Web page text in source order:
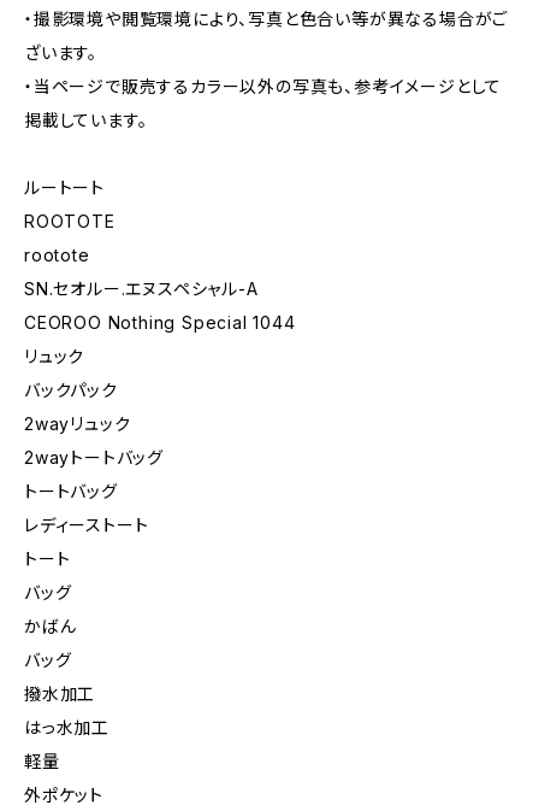
・撮影環境や閲覧環境により、写真と色合い等が異なる場合がご
ざいます。
・当ページで販売するカラー以外の写真も、参考イメージとして
掲載しています。
ルートート
ROOTOTE
rootote
SN.セオルー.エヌスペシャル-A
CEOROO Nothing Special 1044
リュック
バックパック
2wayリュック
2wayトートバッグ
トートバッグ
レディーストート
トート
バッグ
かばん
バッグ
撥水加工
はっ水加工
軽量
外ポケット